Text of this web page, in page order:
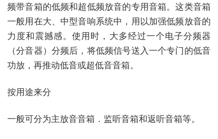
频带音箱的低频和超低频放音的专用音箱。这类音箱
一般用在大、中型音响系统中，用以加强低频放音的
力度和震撼感。使用时，大多经过一个电子分频器
（分音器）分频后，将低频信号送入一个专门的低音
功放，再推动低音或超低音音箱。
按用途来分
一般可分为主放音音箱．监听音箱和返听音箱等。